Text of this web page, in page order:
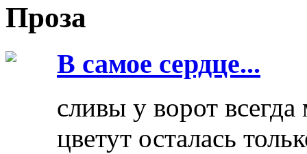
Проза
В самое сердце...
сливы у ворот
цветут осталась